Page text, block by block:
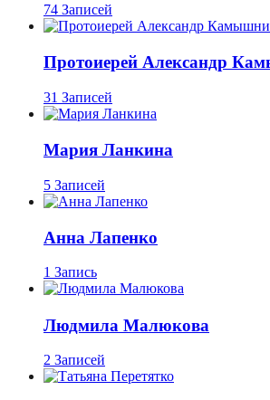
74 Записей
Протоиерей Александр
31 Записей
Мария Ланкина
5 Записей
Анна Лапенко
1 Запись
Людмила Малюкова
2 Записей